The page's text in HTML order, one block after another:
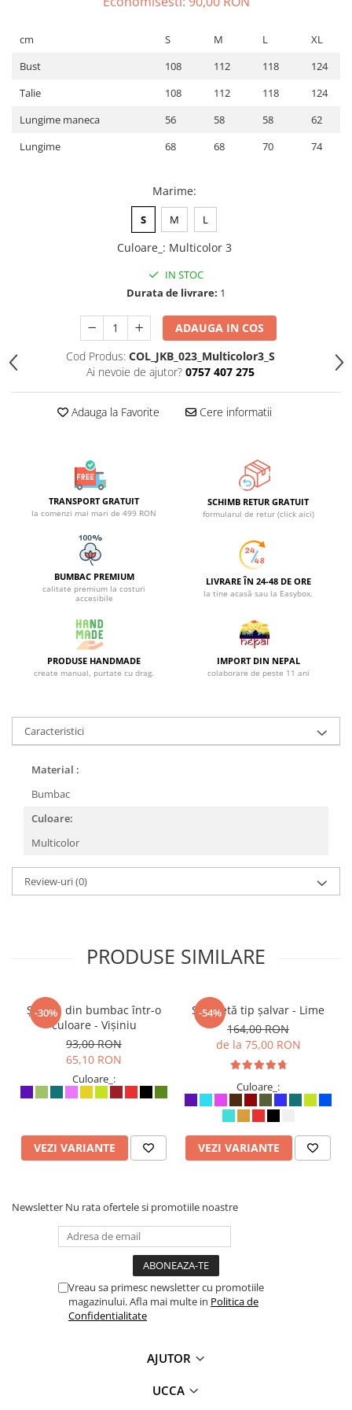
Căciuli
Eșarfe
Jambiere din Lână
Eșarfe Cașmir
cm S M L
XL
Bust
108 112 118
124
Talie
108 112 118
124
Lungime maneca
56 58 58
62
Lungime
68 68 70 74
Marime:
S M L
Culoare_ : Multicolor 3
IN STOC
Durata de livrare: 1
ADAUGA IN COS
Cod Produs: COL_JKB_023_Multicolor3_S
Ai nevoie de ajutor? 0757 407 275
Adauga la Favorite Cere informatii
TRANSPORT GRATUIT
la comenzi mai mari de 499 RON
SCHIMB RETUR GRATUIT
formularul de retur (click aici)
BUMBAC PREMIUM
calitate premium la costuri
accesibile
LIVRARE ÎN 24-48 DE ORE
la tine acasă sau la Easybox.
PRODUSE HANDMADE
create manual, purtate cu drag.
IMPORT DIN NEPAL
colaborare de peste 11 ani
Caracteristici
Material :
Bumbac
Culoare:
Multicolor
Review-uri(0)
PRODUSE SIMILARE
-30%
Șalvari din bumbac într-o
culoare - Vișiniu
93,00 RON
65,10 RON
Culoare_:
VEZI VARIANTE
-54%
Salopetă tip șalvar - Lime
164,00 RON
de la 75,00 RON
Culoare_:
VEZI VARIANTE
Newsletter Nu rata ofertele si promotiile noastre
Vreau sa primesc newsletter cu promotiile
magazinului. Afla mai multe in Politica de
Confidentialitate
AJUTOR
UCCA